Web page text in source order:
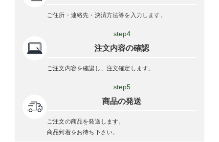
ご住所・連絡先・決済方法等を入力します。
step4
注文内容の確認
ご注文内容を確認し、注文確定します。
step5
商品の発送
ご注文の商品を発送します。
商品到着をお待ち下さい。